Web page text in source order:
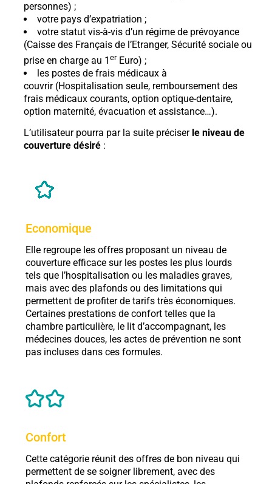
personnes) ;
votre pays d’expatriation ;
votre statut vis-à-vis d’un régime de prévoyance
(Caisse des Français de l’Etranger, Sécurité sociale ou
prise en charge au 1erEuro) ;
les postes de frais médicaux à
couvrir (Hospitalisation seule, remboursement des
frais médicaux courants, option optique-dentaire,
option maternité, évacuation et assistance…).
L’utilisateur pourra par la suite préciser le niveau de
couverture désiré :
Economique
Elle regroupe les offres proposant un niveau de
couverture efficace sur les postes les plus lourds
tels que l’hospitalisation ou les maladies graves,
mais avec des plafonds ou des limitations qui
permettent de profiter de tarifs très économiques.
Certaines prestations de confort telles que la
chambre particulière, le lit d’accompagnant, les
médecines douces, les actes de prévention ne sont
pas incluses dans ces formules.
Confort
Cette catégorie réunit des offres de bon niveau qui
permettent de se soigner librement, avec des